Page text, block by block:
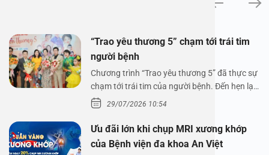
“Trao yêu thương 5” chạm tới trái tim
người bệnh
Chương trình “Trao yêu thương 5” đã thực sự
chạm tới trái tim của người bệnh. Đến hẹn lại
lên,…29/07/2026 10:54
Ưu đãi lớn khi chụp MRI xương khớp
của Bệnh viện đa khoa An Việt